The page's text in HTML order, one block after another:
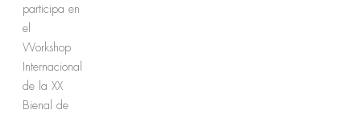
participa en
el
Workshop
Internacional
de la XX
Bienal de